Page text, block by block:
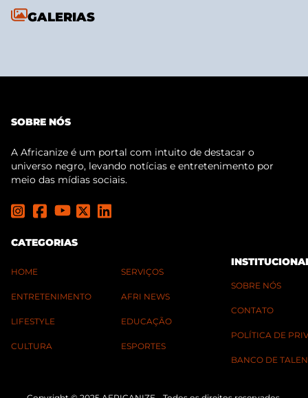
GALERIAS
SOBRE NÓS
A Africanize é um portal com intuito de destacar o
universo negro, levando notícias e entretenimento por
meio das mídias sociais.
CATEGORIAS
HOME
ENTRETENIMENTO
LIFESTYLE
CULTURA
SERVIÇOS
AFRI NEWS
EDUCAÇÃO
ESPORTES
SOBRE NÓS
CONTATO
POLÍTICA DE
BANCO DE